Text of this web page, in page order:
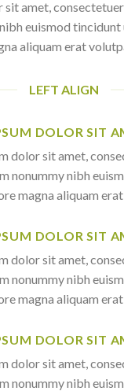
sit amet,
euismod
aliquam erat
LEFT ALIGN
DOLOR SIT
dolor sit amet,
nonummy nibh
magna aliquam
DOLOR SIT
dolor sit amet,
nonummy nibh
magna aliquam
DOLOR SIT
dolor sit amet,
nonummy nibh